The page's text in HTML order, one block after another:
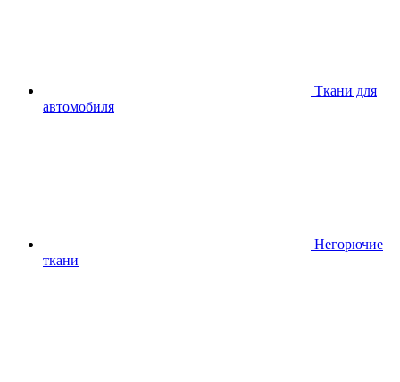
Ткани для
автомобиля
Негорючие
ткани